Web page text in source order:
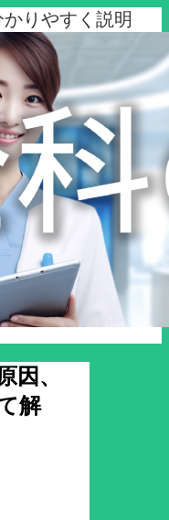
りやすく説明
因、
解